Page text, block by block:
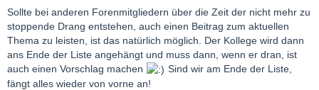
Sollte bei anderen Forenmitgliedern über die Zeit der nicht mehr zu
stoppende Drang entstehen, auch einen Beitrag zum aktuellen
Thema zu leisten, ist das natürlich möglich. Der Kollege wird dann
ans Ende der Liste angehängt und muss dann, wenn er dran, ist
auch einen Vorschlag machen
Sind wir am Ende der Liste,
fängt alles wieder von vorne an!